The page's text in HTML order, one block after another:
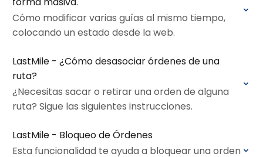
Cómo modificar varias guías al mismo tiempo,
colocando un estado desde la web.
LastMile - ¿Cómo desasociar órdenes de una
ruta?
¿Necesitas sacar o retirar una orden de alguna
ruta? Sigue las siguientes instrucciones.
LastMile - Bloqueo de Órdenes
Esta funcionalidad te ayuda a bloquear una orden